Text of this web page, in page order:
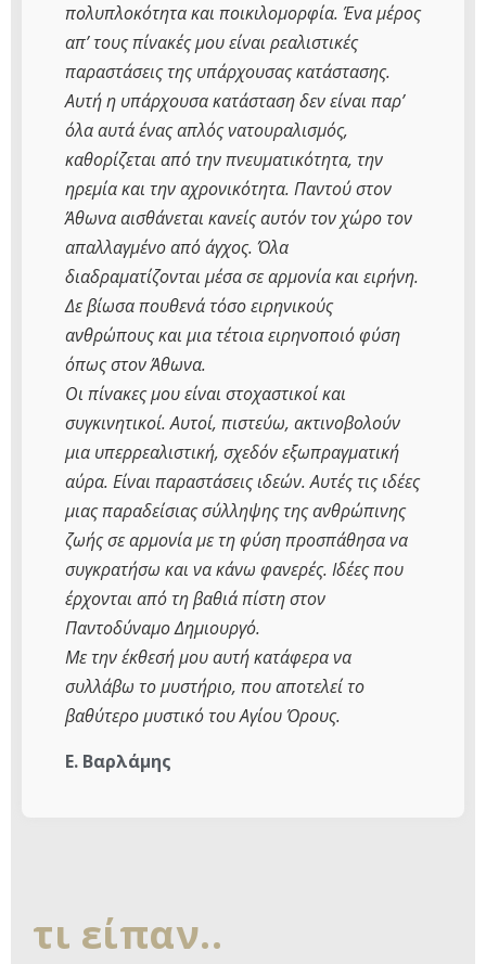
πολυπλοκότητα και ποικιλομορφία. Ένα μέρος
απ’ τους πίνακές μου είναι ρεαλιστικές
παραστάσεις της υπάρχουσας κατάστασης.
Αυτή η υπάρχουσα κατάσταση δεν είναι παρ’
όλα αυτά ένας απλός νατουραλισμός,
καθορίζεται από την πνευματικότητα, την
ηρεμία και την αχρονικότητα. Παντού στον
Άθωνα αισθάνεται κανείς αυτόν τον χώρο τον
απαλλαγμένο από άγχος. Όλα
διαδραματίζονται μέσα σε αρμονία και ειρήνη.
Δε βίωσα πουθενά τόσο ειρηνικούς
ανθρώπους και μια τέτοια ειρηνοποιό φύση
όπως στον Άθωνα.
Οι πίνακες μου είναι στοχαστικοί και
συγκινητικοί. Αυτοί, πιστεύω, ακτινοβολούν
μια υπερρεαλιστική, σχεδόν εξωπραγματική
αύρα. Είναι παραστάσεις ιδεών. Αυτές τις ιδέες
μιας παραδείσιας σύλληψης της ανθρώπινης
ζωής σε αρμονία με τη φύση προσπάθησα να
συγκρατήσω και να κάνω φανερές. Ιδέες που
έρχονται από τη βαθιά πίστη στον
Παντοδύναμο Δημιουργό.
Με την έκθεσή μου αυτή κατάφερα να
συλλάβω το μυστήριο, που αποτελεί το
βαθύτερο μυστικό του Αγίου Όρους.
Ε. Βαρλάμης
τι είπαν..